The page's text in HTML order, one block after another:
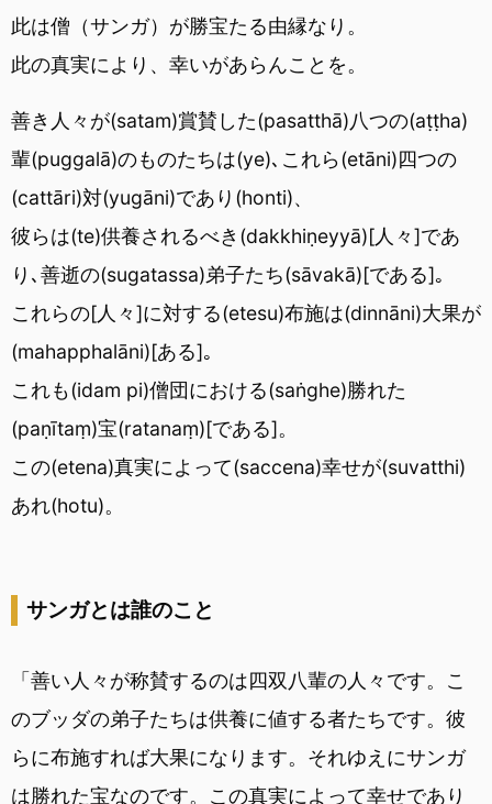
此は僧（サンガ）が勝宝たる由縁なり。
此の真実により、幸いがあらんことを。
善き人々が(satam)賞賛した(pasatthā)八つの(aṭṭha)
輩(puggalā)のものたちは(ye)､これら(etāni)四つの
(cattāri)対(yugāni)であり(honti)、
彼らは(te)供養されるべき(dakkhiṇeyyā)[人々]であ
り､善逝の(sugatassa)弟子たち(sāvakā)[である]｡
これらの[人々]に対する(etesu)布施は(dinnāni)大果が
(mahapphalāni)[ある]｡
これも(idam pi)僧団における(saṅghe)勝れた
(paṇītaṃ)宝(ratanaṃ)[である]。
この(etena)真実によって(saccena)幸せが(suvatthi)
あれ(hotu)。
サンガとは誰のこと
「善い人々が称賛するのは四双八輩の人々です。こ
のブッダの弟子たちは供養に値する者たちです。彼
らに布施すれば大果になります。それゆえにサンガ
は勝れた宝なのです。この真実によって幸せであり